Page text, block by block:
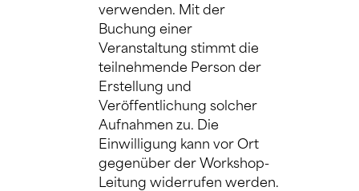
verwenden. Mit der
Buchung einer
Veranstaltung stimmt die
teilnehmende Person der
Erstellung und
Veröffentlichung solcher
Aufnahmen zu. Die
Einwilligung kann vor Ort
gegenüber der Workshop-
Leitung widerrufen werden.